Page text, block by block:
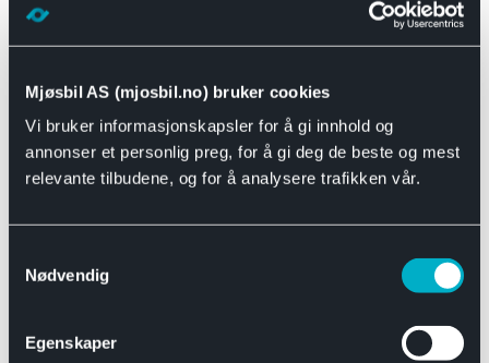
Mjøsbil AS (mjosbil.no) bruker cookies
Vi bruker informasjonskapsler for å gi innhold og
annonser et personlig preg, for å gi deg de beste og mest
relevante tilbudene, og for å analysere trafikken vår.
Nødvendig
Egenskaper
Motor og drivverk
Se alle Universal
Bremsedeler
Se alle Bremsedeler
Bremsenippler
Drivline og motor
Se alle Drivline og motor
Eksosanlegg